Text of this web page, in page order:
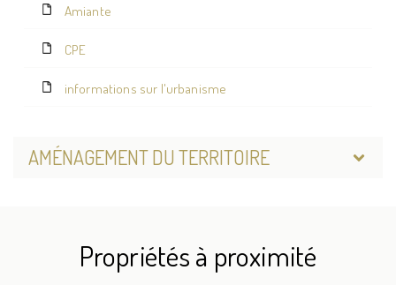
Amiante
CPE
informations sur l'urbanisme
AMÉNAGEMENT DU TERRITOIRE
Propriétés à proximité